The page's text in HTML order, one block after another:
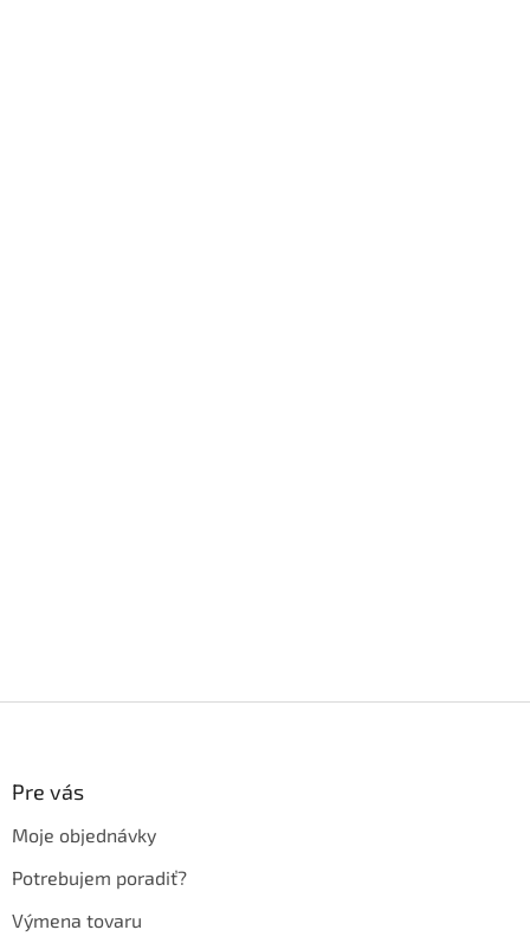
Pre vás
Moje objednávky
Potrebujem poradiť?
Výmena tovaru